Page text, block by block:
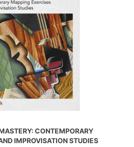
CONTEMPORARY
IMPROVISATION STUDIES